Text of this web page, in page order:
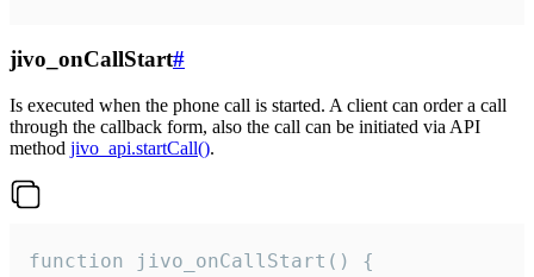
jivo_onCallStart#
Is executed when the phone call is started. A client can order a call
through the callback form, also the call can be initiated via API
method jivo_api.startCall().
function jivo_onCallStart() {